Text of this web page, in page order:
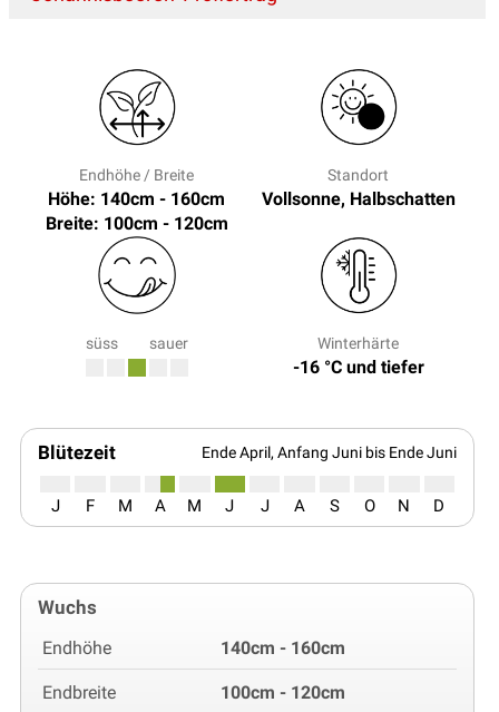
Endhöhe / Breite
Höhe: 140cm - 160cm
Breite: 100cm - 120cm
Standort
Vollsonne, Halbschatten
süss sauer Winterhärte
-16 °C und tiefer
Blütezeit Ende April, Anfang Juni bis Ende Juni
J F M A M J J A S O N D
Wuchs
Endhöhe 140cm - 160cm
Endbreite 100cm - 120cm